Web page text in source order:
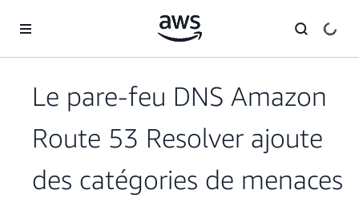
Le pare-feu DNS Amazon
Route 53 Resolver ajoute
des catégories de menaces